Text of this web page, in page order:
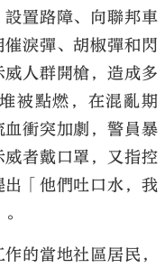
置路障、向聯邦車
淚彈、胡椒彈和閃
人群開槍，造成多
被點燃，在混亂期
衝突加劇，警員暴
者戴口罩，又指控
「他們吐口水，我
的當地社區居民，